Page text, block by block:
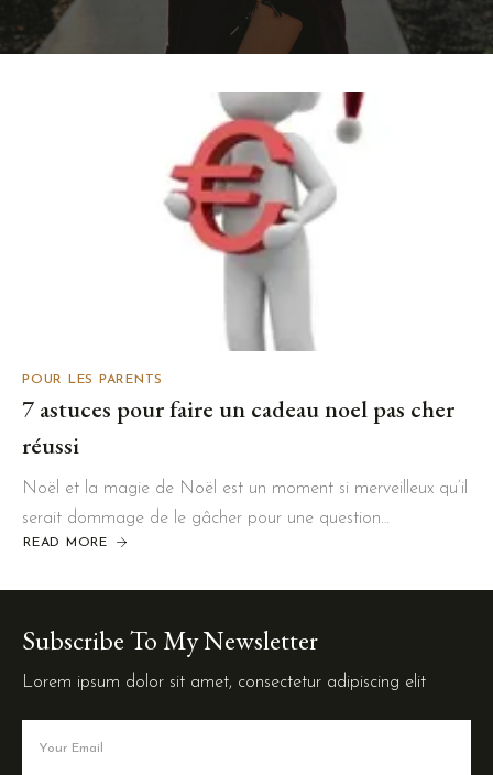
POUR LES PARENTS
7 astuces pour faire un cadeau noel pas cher
réussi
Noël et la magie de Noël est un moment si merveilleux qu’il
serait dommage de le gâcher pour une question…
READ MORE
Subscribe To My Newsletter
Lorem ipsum dolor sit amet, consectetur adipiscing elit